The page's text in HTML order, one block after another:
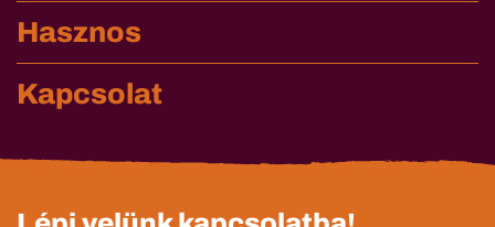
Hasznos
Kapcsolat